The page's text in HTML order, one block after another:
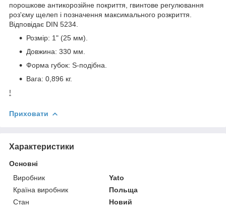
порошкове антикорозійне покриття, гвинтове регулювання
роз'єму щелеп і позначення максимального розкриття.
Відповідає DIN 5234.
Розмір: 1" (25 мм).
Довжина: 330 мм.
Форма губок: S-подібна.
Вага: 0,896 кг.
!
Приховати
Характеристики
Основні
Виробник
Yato
Країна виробник
Польща
Стан
Новий